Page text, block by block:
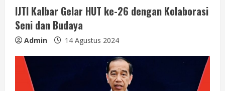
IJTI Kalbar Gelar HUT ke-26 dengan Kolaborasi
Seni dan Budaya
Admin 14 Agustus 2024